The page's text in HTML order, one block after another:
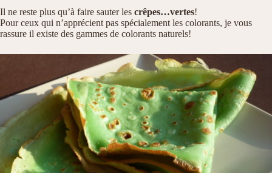
Il ne reste plus qu’à faire sauter les crêpes…vertes!
Pour ceux qui n’apprécient pas spécialement les colorants, je vous
rassure il existe des gammes de colorants naturels!